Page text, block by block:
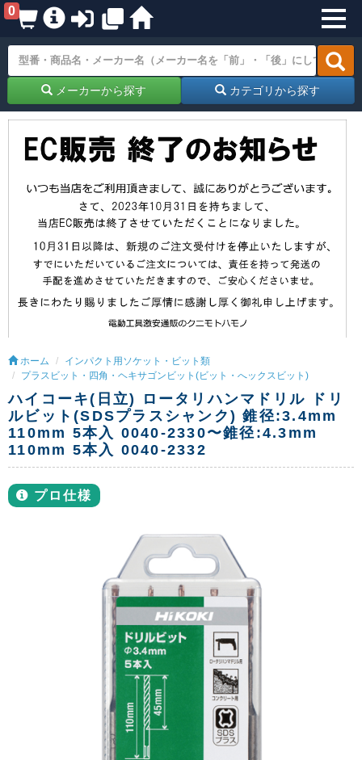
0
メーカーから探す カテゴリから探す
ホーム
インパクト用ソケット・ビット類
プラスビット・四角・ヘキサゴンビット(ビット・へックスビット)
ハイコーキ(日立) ロータリハンマドリル ドリ
ルビット(SDSプラスシャンク) 錐径:3.4mm
110mm 5本入 0040-2330〜錐径:4.3mm
110mm 5本入 0040-2332
プロ仕様